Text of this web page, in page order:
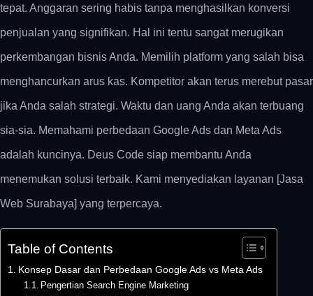
tepat. Anggaran sering habis tanpa menghasilkan konversi
penjualan yang signifikan. Hal ini tentu sangat merugikan
perkembangan bisnis Anda. Memilih platform yang salah bisa
menghancurkan arus kas. Kompetitor akan terus merebut pasar
jika Anda salah strategi. Waktu dan uang Anda akan terbuang
sia-sia. Memahami perbedaan Google Ads dan Meta Ads
adalah kuncinya. Deus Code siap membantu Anda
menemukan solusi terbaik. Kami menyediakan layanan [Jasa
Web Surabaya] yang terpercaya.
Table of Contents
Konsep Dasar dan Perbedaan Google Ads vs Meta Ads
Pengertian Search Engine Marketing